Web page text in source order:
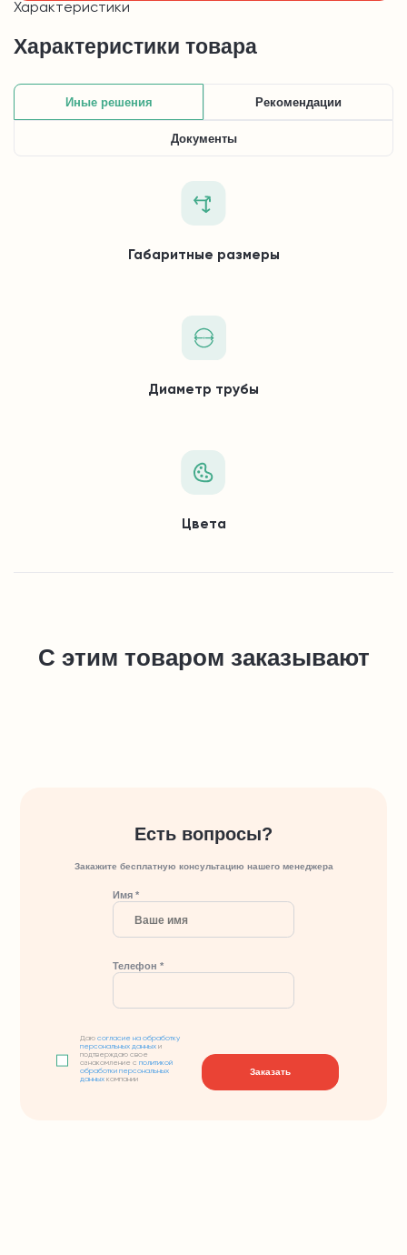
Характеристики
Характеристики товара
Иные решения Рекомендации
Документы
Габаритные размеры
Диаметр трубы
Цвета
С этим товаром заказывают
Есть вопросы?
Закажите бесплатную консультацию нашего менеджера
Имя *
Телефон *
Даюсогласие на обработку
персональных данных и
подтверждаю свое
ознакомление сполитикой
обработки персональных
данных компании
Заказать